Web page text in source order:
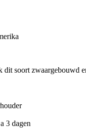
dit soort zwaargebouwd
3 dagen